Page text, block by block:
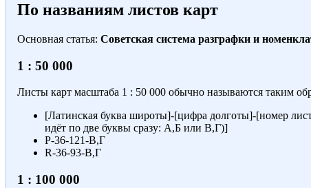
По названиям листов карт
Основная статья: Советская система разграфки и
1 : 50 000
Листы карт масштаба 1 : 50 000 обычно называются таким
[Латинская буква широты]-[цифра долготы]-[номер
идёт по две буквы сразу: А,Б или В,Г)]
P-36-121-В,Г
R-36-93-В,Г
1 : 100 000